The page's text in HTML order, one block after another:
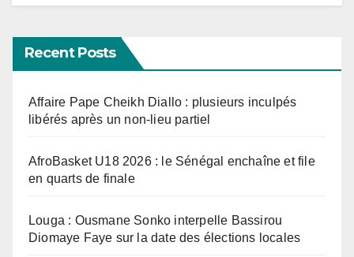
Recent Posts
Affaire Pape Cheikh Diallo : plusieurs inculpés
libérés après un non-lieu partiel
AfroBasket U18 2026 : le Sénégal enchaîne et file
en quarts de finale
Louga : Ousmane Sonko interpelle Bassirou
Diomaye Faye sur la date des élections locales